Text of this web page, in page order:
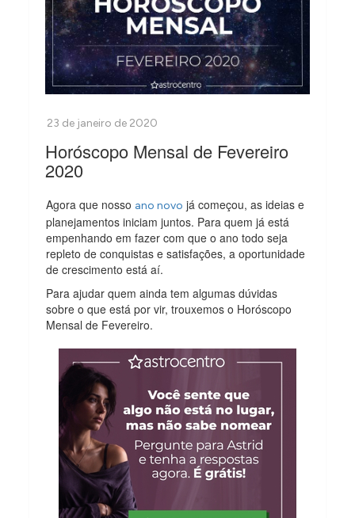
Horóscopo Mensal de Fevereiro
2020
Agora que nosso ano novo já começou, as ideias e
planejamentos iniciam juntos. Para quem já está
empenhando em fazer com que o ano todo seja
repleto de conquistas e satisfações, a oportunidade
de crescimento está aí.
Para ajudar quem ainda tem algumas dúvidas
sobre o que está por vir, trouxemos o Horóscopo
Mensal de Fevereiro.